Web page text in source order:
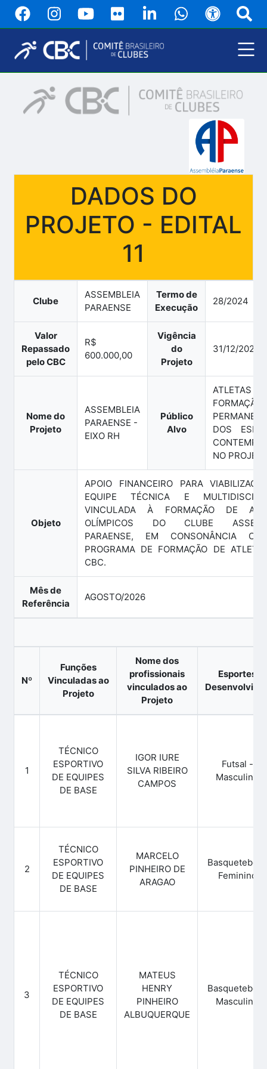
conteúdo
Principal
DADOS DO
PROJETO - EDITAL
11
Clube
ASSEMBLEIA
PARAENSE
Termo de
Execução
28/2024
Valor
Repassado
pelo CBC
R$
600.000,00
Vigência
do
Projeto
31/12/2028
Nome do
Projeto
ASSEMBLEIA
PARAENSE -
EIXO RH
Público
Alvo
FORMAÇÃO
DOS
NO
Objeto
APOIO FINANCEIRO PARA
EQUIPE TÉCNICA E
VINCULADA À FORMAÇÃO DE
OLÍMPICOS DO CLUBE
PARAENSE, EM CONSONÂNCIA
PROGRAMA DE FORMAÇÃO DE
CBC.
Mês de
Referência
AGOSTO/2026
Nº
Funções
Vinculadas ao
Projeto
Nome dos
profissionais
vinculados ao
Projeto
Esportes
1
TÉCNICO
ESPORTIVO
DE EQUIPES
DE BASE
IGOR IURE
SILVA RIBEIRO
CAMPOS
Futsal -
Masculino
2
TÉCNICO
ESPORTIVO
DE EQUIPES
DE BASE
MARCELO
PINHEIRO DE
ARAGAO
Basquetebol -
Feminino
3
TÉCNICO
ESPORTIVO
DE EQUIPES
DE BASE
MATEUS
HENRY
PINHEIRO
ALBUQUERQUE
Basquetebol -
Masculino